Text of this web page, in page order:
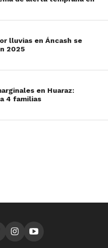
lluvias en Áncash se
2025
en Huaraz:
4 familias